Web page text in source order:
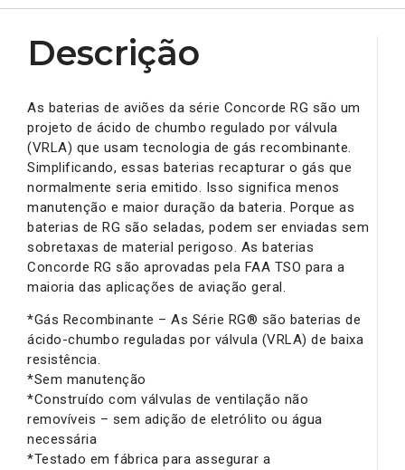
Descrição
As baterias de aviões da série Concorde RG são um
projeto de ácido de chumbo regulado por válvula
(VRLA) que usam tecnologia de gás recombinante.
Simplificando, essas baterias recapturar o gás que
normalmente seria emitido. Isso significa menos
manutenção e maior duração da bateria. Porque as
baterias de RG são seladas, podem ser enviadas sem
sobretaxas de material perigoso. As baterias
Concorde RG são aprovadas pela FAA TSO para a
maioria das aplicações de aviação geral.
*Gás Recombinante – As Série RG® são baterias de
ácido-chumbo reguladas por válvula (VRLA) de baixa
resistência.
*Sem manutenção
*Construído com válvulas de ventilação não
removíveis – sem adição de eletrólito ou água
necessária
*Testado em fábrica para assegurar a